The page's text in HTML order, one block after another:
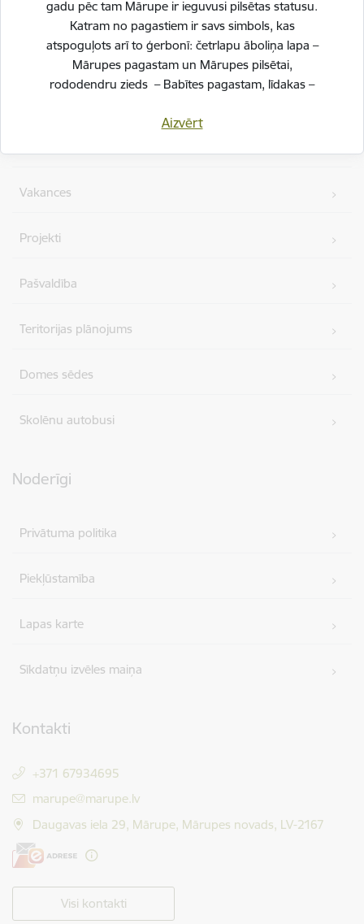
gadu pēc tam Mārupe ir ieguvusi pilsētas statusu.
Katram no pagastiem ir savs simbols, kas
atspoguļots arī to ģerbonī: četrlapu āboliņa lapa –
Mārupes pagastam un Mārupes pilsētai,
rododendru zieds – Babītes pagastam, līdakas –
simbolus vienotā, stilizētā vizuālā rakstā – kā stāstu
veidojam vienotu, košu un pilnīgu novadu.
Aizvērt
Ātrās saites
Vakances
Projekti
Pašvaldība
Teritorijas plānojums
Domes sēdes
Skolēnu autobusi
Noderīgi
Privātuma politika
Piekļūstamība
Lapas karte
Sīkdatņu izvēles maiņa
Kontakti
+371 67934695
E-pasts:
marupe@marupe.lv
Daugavas iela 29, Mārupe, Mārupes novads, LV-2167
Visi kontakti